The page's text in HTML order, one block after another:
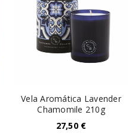
Vela Aromática Lavender
Chamomile 210g
27,50 €